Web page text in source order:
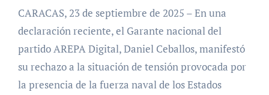
CARACAS, 23 de septiembre de 2025 – En una
declaración reciente, el Garante nacional del
partido AREPA Digital, Daniel Ceballos, manifestó
su rechazo a la situación de tensión provocada por
la presencia de la fuerza naval de los Estados